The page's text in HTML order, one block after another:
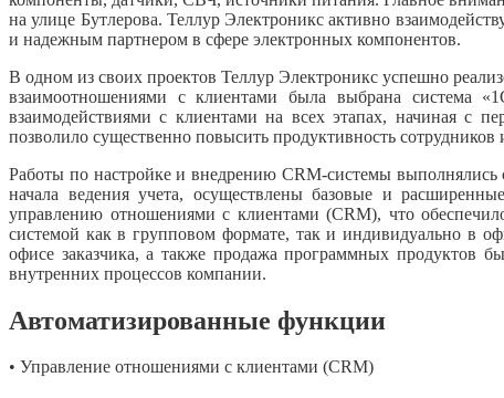
на улице Бутлерова. Теллур Электроникс активно
и надежным партнером в сфере электронных компонентов.
В одном из своих проектов Теллур Электроникс успешно
взаимоотношениями с клиентами была выбрана система
взаимодействиями с клиентами на всех этапах, начиная с
позволило существенно повысить продуктивность
Работы по настройке и внедрению CRM-системы
начала ведения учета, осуществлены базовые и
управлению отношениями с клиентами (CRM), что
системой как в групповом формате, так и индивидуально в
офисе заказчика, а также продажа программных
внутренних процессов компании.
Автоматизированные функции
• Управление отношениями с клиентами (CRM)